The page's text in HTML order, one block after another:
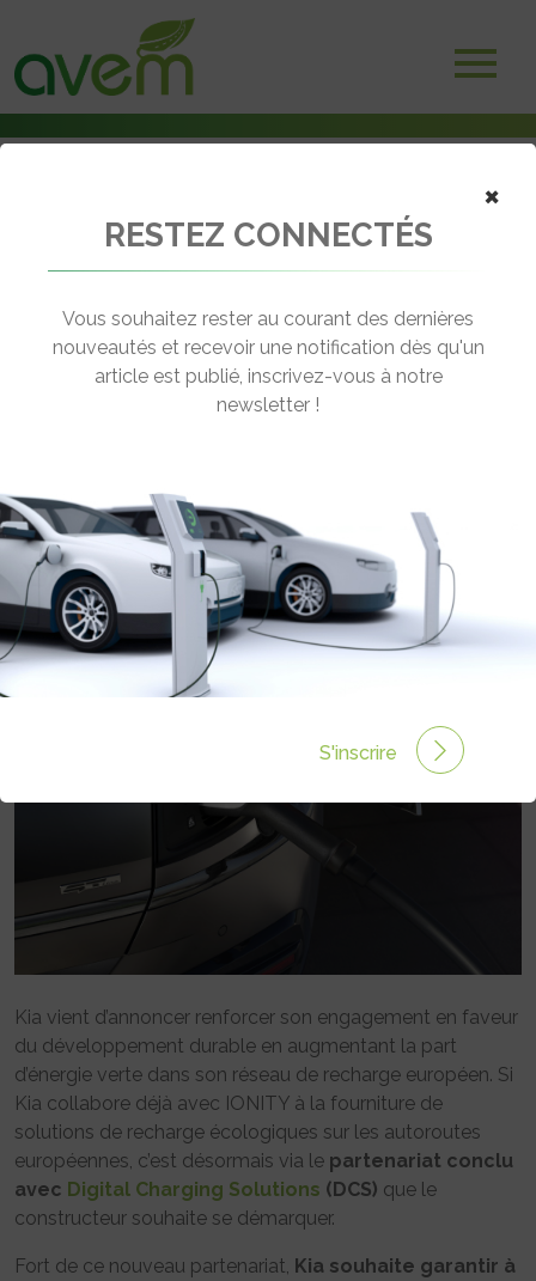
Kia compense les recharges de ses clients avec de l’énergie
← Revenir aux actualités
KIA COMPENSE LES RECHARGES DE
SES CLIENTS AVEC DE L’ÉNERGIE
RENOUVELABLE
Rédigé par Sandrine Henry le 24 Fév 2022 à 09:14
commentaires
Kia vient d’annoncer renforcer son engagement en faveur
du développement durable en augmentant la part
d’énergie verte dans son réseau de recharge européen. Si
Kia collabore déjà avec IONITY à la fourniture de
solutions de recharge écologiques sur les autoroutes
européennes, c’est désormais via le partenariat conclu
avec Digital Charging Solutions (DCS) que le
constructeur souhaite se démarquer.
Fort de ce nouveau partenariat, Kia souhaite garantir à
×
RESTEZ CONNECTÉS
Vous souhaitez rester au courant des dernières
nouveautés et recevoir une notification dès qu'un
article est publié, inscrivez-vous à notre
newsletter !
S'inscrire